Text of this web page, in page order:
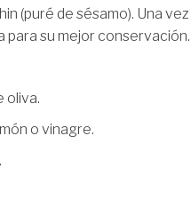
(puré de sésamo). Una
para su mejor conservación.
oliva.
o vinagre.